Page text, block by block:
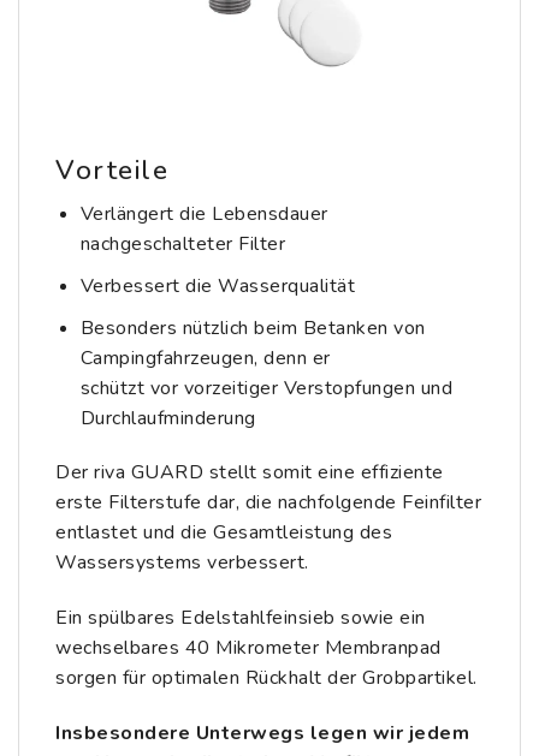
Vorteile
Verlängert die Lebensdauer
nachgeschalteter Filter
Verbessert die Wasserqualität
Besonders nützlich beim Betanken von
Campingfahrzeugen, denn er
schützt vor vorzeitiger Verstopfungen und
Durchlaufminderung
Der riva GUARD stellt somit eine effiziente
erste Filterstufe dar, die nachfolgende Feinfilter
entlastet und die Gesamtleistung des
Wassersystems verbessert.
Ein spülbares Edelstahlfeinsieb sowie ein
wechselbares 40 Mikrometer Membranpad
sorgen für optimalen Rückhalt der Grobpartikel.
Insbesondere Unterwegs legen wir jedem